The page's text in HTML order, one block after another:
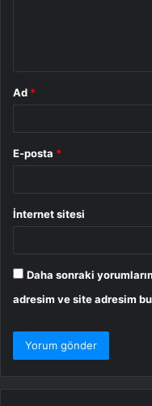
Ad *
E-posta *
İnternet sitesi
Daha sonraki
adresim ve site adresim